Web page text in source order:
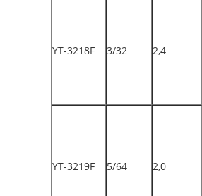
YT-3218F 3/32 2,4
YT-3219F 5/64 2,0